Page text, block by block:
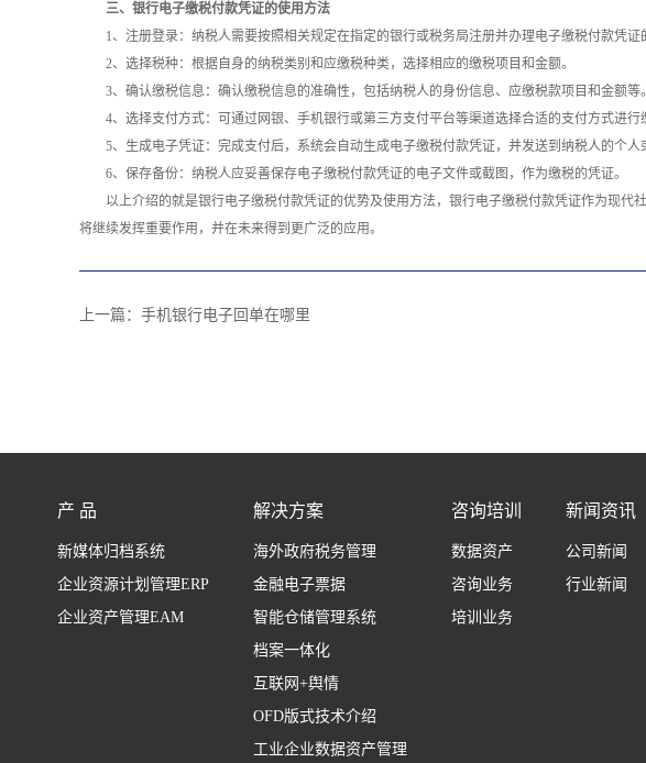
三、银行电子缴税付款凭证的使用方法
1、注册登录：纳税人需要按照相关规定在指定的银行或税务局注册并办理电子缴税付款凭证
2、选择税种：根据自身的纳税类别和应缴税种类，选择相应的缴税项目和金额。
3、确认缴税信息：确认缴税信息的准确性，包括纳税人的身份信息、应缴税款项目和金额等。
4、选择支付方式：可通过网银、手机银行或第三方支付平台等渠道选择合适的支付方式进行
5、生成电子凭证：完成支付后，系统会自动生成电子缴税付款凭证，并发送到纳税人的个人
6、保存备份：纳税人应妥善保存电子缴税付款凭证的电子文件或截图，作为缴税的凭证。
以上介绍的就是银行电子缴税付款凭证的优势及使用方法，银行电子缴税付款凭证作为现
将继续发挥重要作用，并在未来得到更广泛的应用。‍
上一篇： 手机银行电子回单在哪里
产 品
新媒体归档系统
企业资源计划管理ERP
企业资产管理EAM
解决方案
海外政府税务管理
金融电子票据
智能仓储管理系统
档案一体化
互联网+舆情
OFD版式技术介绍
工业企业数据资产管理
咨询培训
数据资产
咨询业务
培训业务
新闻资讯
公司新闻
行业新闻